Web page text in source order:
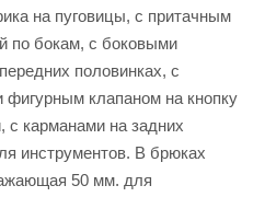
на пуговицы, с притачным
по бокам, с боковыми
половинках, с
клапаном на кнопку
с карманами на задних
инструментов. В брюках
50 мм. для